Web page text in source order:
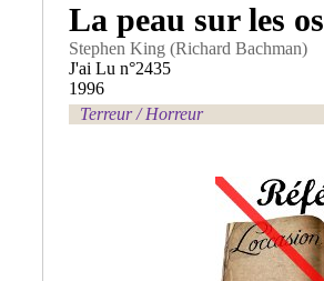
La peau sur les os
Stephen King (Richard Bachman)
J'ai Lu n°2435
1996
Terreur / Horreur